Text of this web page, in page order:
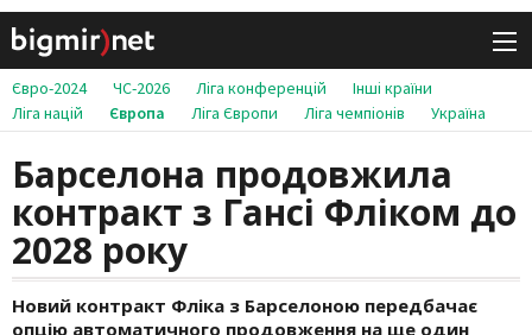
Євро-2024 ЧС-2026 Ліга конференцій
Інші країни
Ліга націй
Європа Ліга Європи Ліга чемпіонів Україна
Барселона продовжила
контракт з Гансі Фліком до
2028 року
Новий контракт Фліка з Барселоною передбачає
опцію автоматичного продовження на ще один